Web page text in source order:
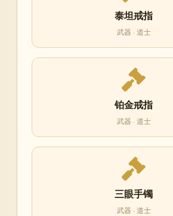
泰坦戒指
武器 · 道士
铂金戒指
武器 · 道士
三眼手镯
武器 · 道士